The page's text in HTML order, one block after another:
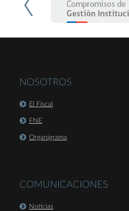
NOSOTROS
El Fiscal
FNE
Organigrama
COMUNICACIONES
Noticias